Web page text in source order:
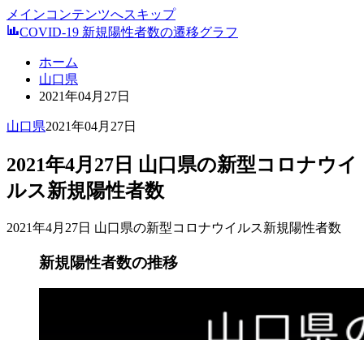
メインコンテンツへスキップ
COVID-19 新規陽性者数の遷移グラフ
ホーム
山口県
2021年04月27日
山口県2021年04月27日
2021年4月27日 山口県の新型コロナウイ
ルス新規陽性者数
2021年4月27日 山口県の新型コロナウイルス新規陽性者数
新規陽性者数の推移